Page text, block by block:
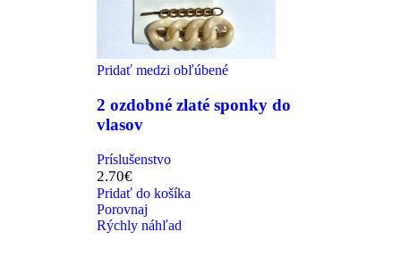
Pridať medzi obľúbené
2 ozdobné zlaté sponky do
vlasov
Príslušenstvo
2.70€
Pridať do košíka
Porovnaj
Rýchly náhľad